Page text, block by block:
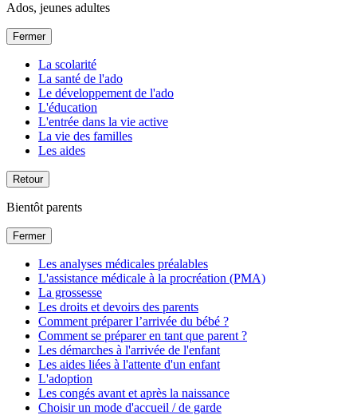
Ados, jeunes adultes
Fermer
La scolarité
La santé de l'ado
Le développement de l'ado
L'éducation
L'entrée dans la vie active
La vie des familles
Les aides
Retour
Bientôt parents
Fermer
Les analyses médicales préalables
L'assistance médicale à la procréation (PMA)
La grossesse
Les droits et devoirs des parents
Comment préparer l’arrivée du bébé ?
Comment se préparer en tant que parent ?
Les démarches à l'arrivée de l'enfant
Les aides liées à l'attente d'un enfant
L'adoption
Les congés avant et après la naissance
Choisir un mode d'accueil / de garde